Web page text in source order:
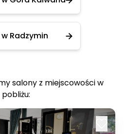
Radzymin
salony z miejscowości w
pobliżu: